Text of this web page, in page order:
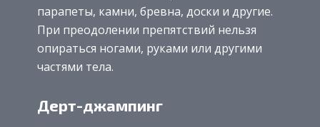
парапеты, камни, бревна, доски и другие.
При преодолении препятствий нельзя
опираться ногами, руками или другими
частями тела.
Дерт-джампинг